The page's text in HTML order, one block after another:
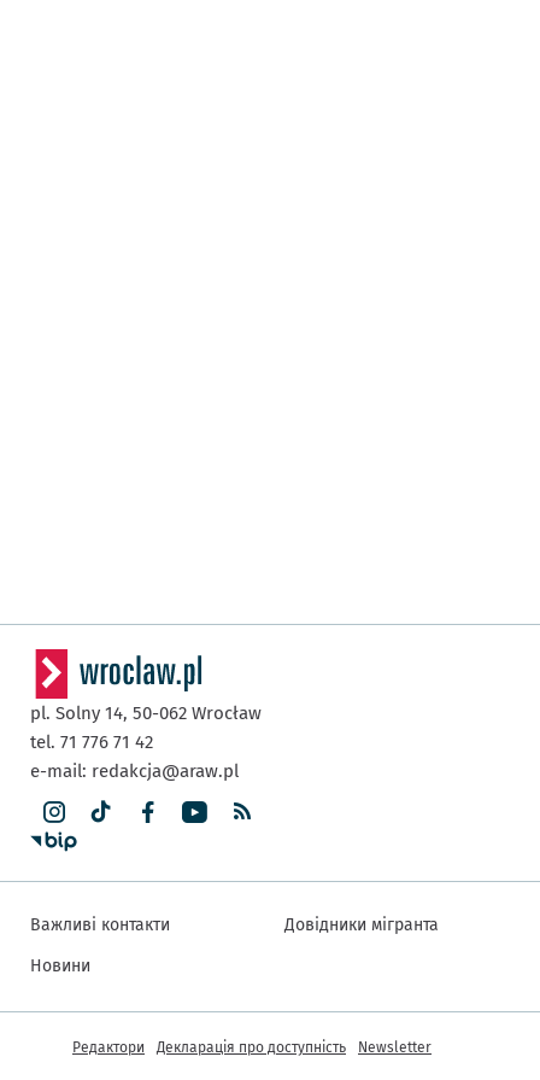
pl. Solny 14, 50-062 Wrocław
tel. 71 776 71 42
e-mail: redakcja@araw.pl
Важливі контакти
Новини
Довідники мігранта
Інша інформація
Редактори Декларація про доступність Newsletter